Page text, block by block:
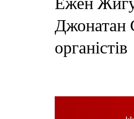
Джонатан
органістів